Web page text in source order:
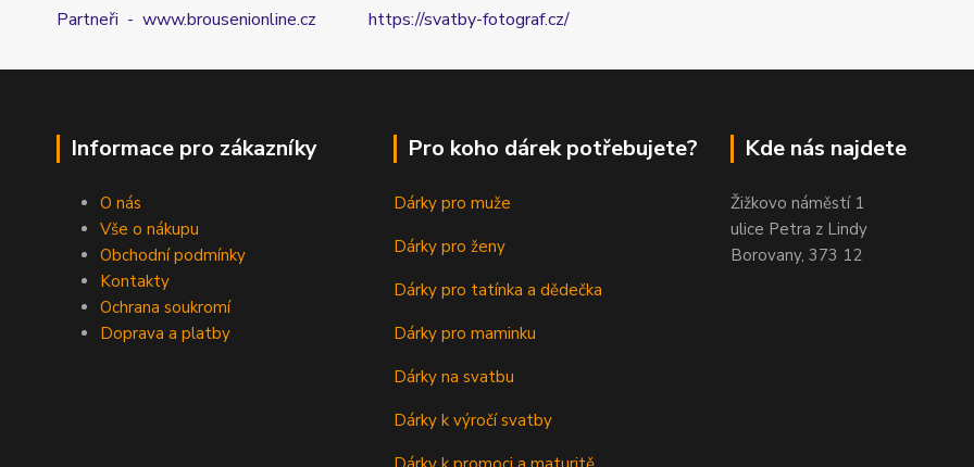
Partneři - www.brousenionline.cz https://svatby-fotograf.cz/
Informace pro zákazníky
O nás
Vše o nákupu
Obchodní podmínky
Kontakty
Ochrana soukromí
Doprava a platby
Pro koho dárek potřebujete?
Dárky pro muže
Dárky pro ženy
Dárky pro tatínka a dědečka
Dárky pro maminku
Dárky na svatbu
Dárky k výročí svatby
Kde nás najdete
Žižkovo náměstí 1
ulice Petra z Lindy
Borovany, 373 12